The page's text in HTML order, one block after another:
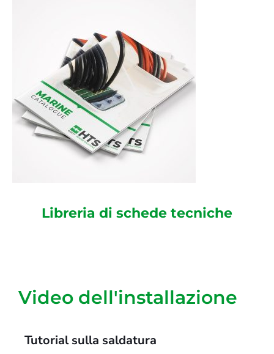
Libreria di schede tecniche
Video dell'installazione
Tutorial sulla saldatura